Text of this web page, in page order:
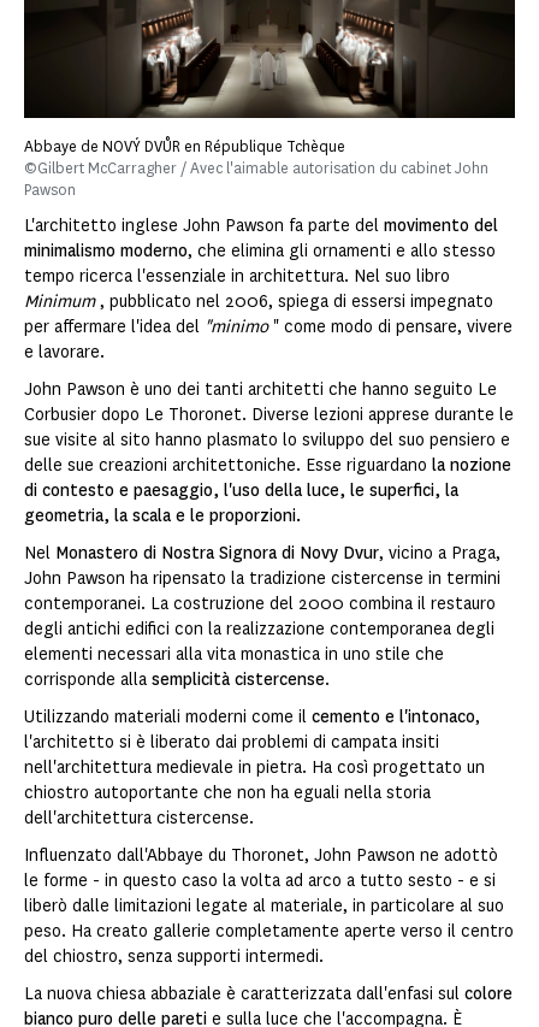
Abbaye de NOVÝ DVŮR en République Tchèque
©Gilbert McCarragher / Avec l'aimable autorisation du cabinet John
Pawson
L'architetto inglese John Pawson fa parte del movimento del
minimalismo moderno, che elimina gli ornamenti e allo stesso
tempo ricerca l'essenziale in architettura. Nel suo libro
Minimum, pubblicato nel 2006, spiega di essersi impegnato
per affermare l'idea del "minimo " come modo di pensare, vivere
e lavorare.
John Pawson è uno dei tanti architetti che hanno seguito Le
Corbusier dopo Le Thoronet. Diverse lezioni apprese durante le
sue visite al sito hanno plasmato lo sviluppo del suo pensiero e
delle sue creazioni architettoniche. Esse riguardano la nozione
di contesto e paesaggio, l'uso della luce, le superfici, la
geometria, la scala e le proporzioni.
Nel Monastero di Nostra Signora di Novy Dvur, vicino a Praga,
John Pawson ha ripensato la tradizione cistercense in termini
contemporanei. La costruzione del 2000 combina il restauro
degli antichi edifici con la realizzazione contemporanea degli
elementi necessari alla vita monastica in uno stile che
corrisponde alla semplicità cistercense.
Utilizzando materiali moderni come il cemento e l'intonaco,
l'architetto si è liberato dai problemi di campata insiti
nell'architettura medievale in pietra. Ha così progettato un
chiostro autoportante che non ha eguali nella storia
dell'architettura cistercense.
Influenzato dall'Abbaye du Thoronet, John Pawson ne adottò
le forme - in questo caso la volta ad arco a tutto sesto - e si
liberò dalle limitazioni legate al materiale, in particolare al suo
peso. Ha creato gallerie completamente aperte verso il centro
del chiostro, senza supporti intermedi.
La nuova chiesa abbaziale è caratterizzata dall'enfasi sul colore
bianco puro delle pareti e sulla luce che l'accompagna. È